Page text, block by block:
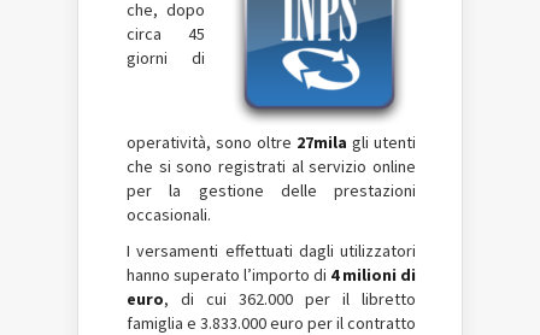
che, dopo
circa 45
giorni di
operatività, sono oltre 27mila gli utenti
che si sono registrati al servizio online
per la gestione delle prestazioni
occasionali.
I versamenti effettuati dagli utilizzatori
hanno superato l’importo di 4 milioni di
euro, di cui 362.000 per il libretto
famiglia e 3.833.000 euro per il contratto